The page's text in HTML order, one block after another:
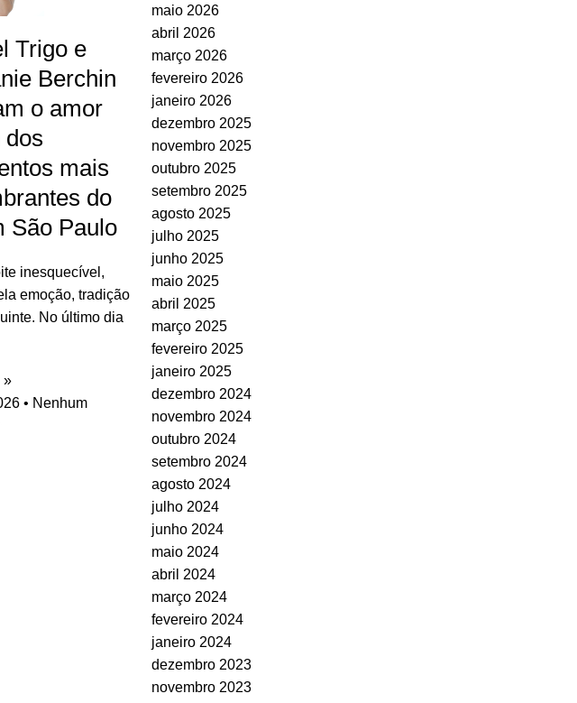
Trigo e
Berchin
o amor
dos
mais
do
São Paulo
inesquecível,
emoção, tradição
No último dia
»
Nenhum
maio 2026
abril 2026
março 2026
fevereiro 2026
janeiro 2026
dezembro 2025
novembro 2025
outubro 2025
setembro 2025
agosto 2025
julho 2025
junho 2025
maio 2025
abril 2025
março 2025
fevereiro 2025
janeiro 2025
dezembro 2024
novembro 2024
outubro 2024
setembro 2024
agosto 2024
julho 2024
junho 2024
maio 2024
abril 2024
março 2024
fevereiro 2024
janeiro 2024
dezembro 2023
novembro 2023